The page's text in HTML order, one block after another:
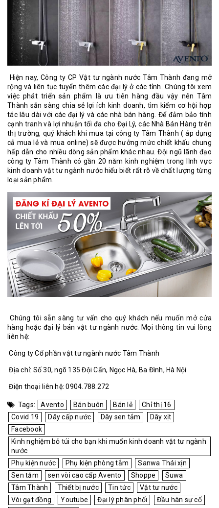
Hiện nay, Công ty CP Vật tư ngành nước Tâm Thành đang mở
rộng và liên tục tuyển thêm các đại lý ở các tỉnh. Chúng tôi xem
việc phát triển sản phẩm là ưu tiên hàng đầu vậy nên Tâm
Thành sẵn sàng chia sẻ lợi ích kinh doanh, tìm kiếm cơ hội hợp
tác lâu dài với các đại lý và các nhà bán hàng. Để đảm bảo tính
cạnh tranh và lợi nhuận tối đa cho Đại Lý, các Nhà Bán Hàng trên
thị trường, quý khách khi mua tại công ty Tâm Thành ( áp dụng
cả mua lẻ và mua online) sẽ được hưởng mức chiết khấu chung
hấp dẫn cho nhiều dòng sản phẩm khác nhau. Đội ngũ lãnh đạo
công ty Tâm Thành có gần 20 năm kinh nghiệm trong lĩnh vực
kinh doanh vật tư ngành nước hiểu biết rất rõ về chất lượng từng
loại sản phẩm.
Chúng tôi sẵn sàng tư vấn cho quý khách nếu muốn mở cửa
hàng hoặc đại lý bán vật tư ngành nước. Mọi thông tin vui lòng
liên hệ:
Công ty Cổ phần vật tư ngành nước Tâm Thành
Địa chỉ: Số 30, ngõ 135 Đội Cấn, Ngọc Hà, Ba Đình, Hà Nội
Điện thoại liên hệ: 0904.788.272
Tags: Avento Bán buôn Bán lẻ
Chỉ thị 16
Covid 19
Dây cấp nước Dây sen tắm
Dây xịt
Facebook
Kinh nghiệm bỏ túi cho bạn khi muốn kinh doanh vật tư ngành
nước
Phụ kiện nước
Phụ kiện phòng tắm
Sanwa Thái xịn
Sen tắm
sen vòi cao cấp Avento Shoppe
Suwa
Tâm Thành
Thiết bị nước Tin tức
Vật tư nước
Vòi gạt đồng
Youtube Đại lý phân phối
Đầu hàn sự cố